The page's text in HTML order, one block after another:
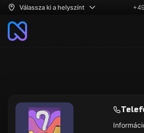
Válassza ki a helyszínt